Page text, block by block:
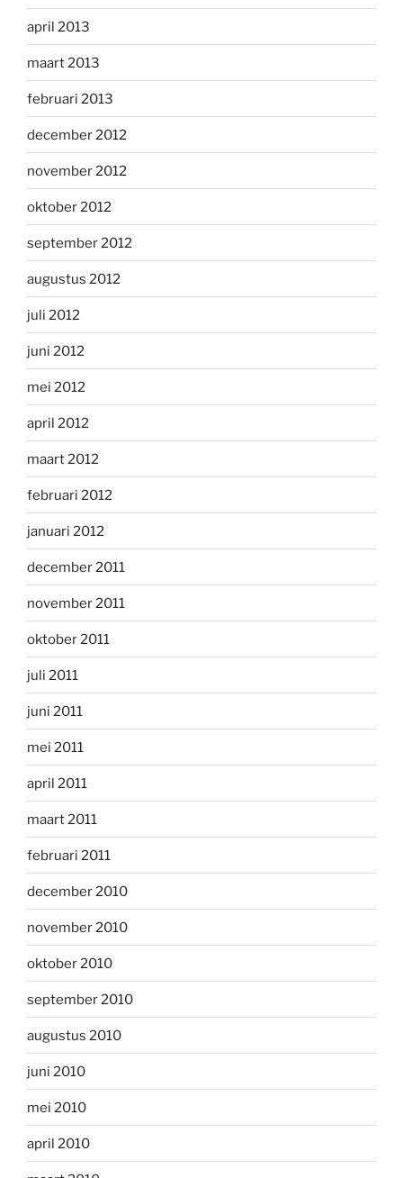
april 2013
maart 2013
februari 2013
december 2012
november 2012
oktober 2012
september 2012
augustus 2012
juli 2012
juni 2012
mei 2012
april 2012
maart 2012
februari 2012
januari 2012
december 2011
november 2011
oktober 2011
juli 2011
juni 2011
mei 2011
april 2011
maart 2011
februari 2011
december 2010
november 2010
oktober 2010
september 2010
augustus 2010
juni 2010
mei 2010
april 2010